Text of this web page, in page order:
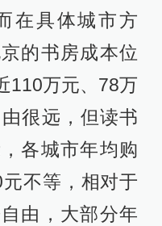
在具体城市方
的书房成本位
110万元、78万
很远，但读书
各城市年均购
不等，相对于
由，大部分年